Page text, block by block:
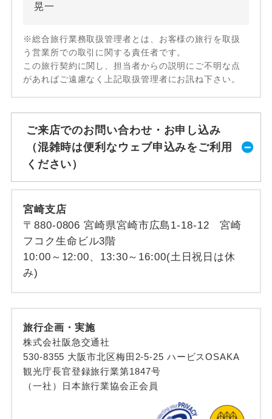
晃一
※総合旅行業務取扱管理者とは、お客様の旅行を取扱
う営業所での取引に関する責任者です。
この旅行契約に関し、担当者からの説明にご不明な点
があればご遠慮なく上記取扱管理者にお訊ね下さい。
ご来店でのお問い合わせ・お申し込み
（混雑時は便利なウェブ申込みをご利用
ください）
宮崎支店
〒880-0806 宮崎県宮崎市広島1-18-12 宮崎
フコク生命ビル3階
10:00～12:00、13:30～16:00(土日祝日は休
み)
旅行企画・実施
株式会社阪急交通社
530-8355 大阪市北区梅田2-5-25 ハービスOSAKA
観光庁長官登録旅行業第1847号
（一社）日本旅行業協会正会員